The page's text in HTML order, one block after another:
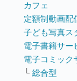
カフェ
定額制動画配
子ども写真ス
電子書籍サー
電子コミック
└ 総合型